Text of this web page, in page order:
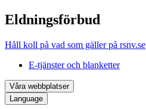
Eldningsförbud
Håll koll på vad som gäller på rsnv.se
E-tjänster och blanketter
Våra webbplatser
Language